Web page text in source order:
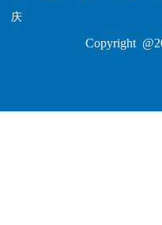
庆
Copyright